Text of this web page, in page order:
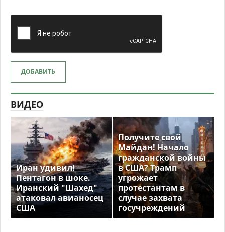
ДОБАВИТЬ
ВИДЕО
Иран удивил!
Пентагон в шоке.
Иранский "Шахед"
атаковал авианосец
США
Получите свой
Майдан! Начало
гражданской войны
в США? Трамп
угрожает
протестантам в
случае захвата
госучреждений